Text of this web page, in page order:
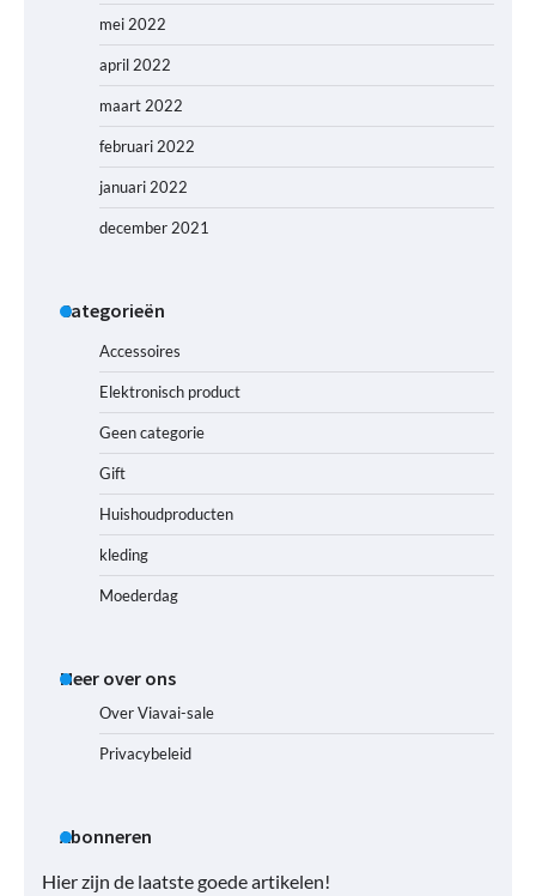
mei 2022
april 2022
maart 2022
februari 2022
januari 2022
december 2021
Categorieën
Accessoires
Elektronisch product
Geen categorie
Gift
Huishoudproducten
kleding
Moederdag
Meer over ons
Over Viavai-sale
Privacybeleid
Abonneren
Hier zijn de laatste goede artikelen!